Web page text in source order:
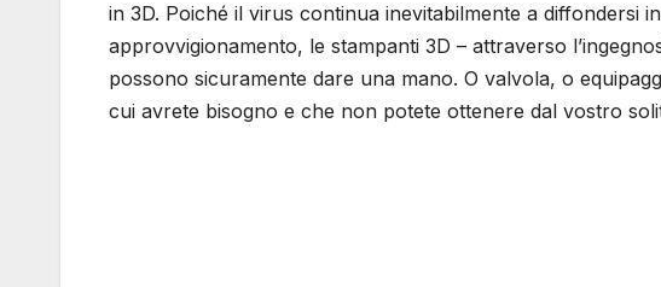
in 3D. Poiché il virus continua inevitabilmente a diffondersi
approvvigionamento, le stampanti 3D – attraverso
possono sicuramente dare una mano. O valvola, o
cui avrete bisogno e che non potete ottenere dal vostro